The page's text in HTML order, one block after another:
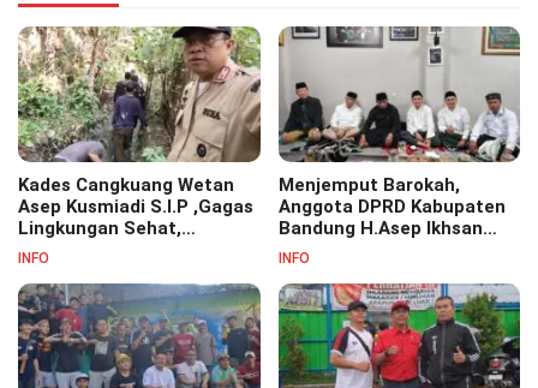
Kades Cangkuang Wetan
Asep Kusmiadi S.I.P ,Gagas
Lingkungan Sehat,
Bersihkan Saluran Air di RW
INFO
Menjemput Barokah,
Anggota DPRD Kabupaten
Bandung H.Asep Ikhsan
S.Pd.M.M Hadiri Haul Akbar
Pesantren Cipasung.
INFO